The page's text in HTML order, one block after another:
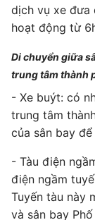
dịch vụ xe đưa
hoạt động từ
Di chuyển giữa
trung tâm thành
- Xe buýt: có
trung tâm
của sân bay
- Tàu điện
điện ngầm
Tuyến tàu này
và sân bay